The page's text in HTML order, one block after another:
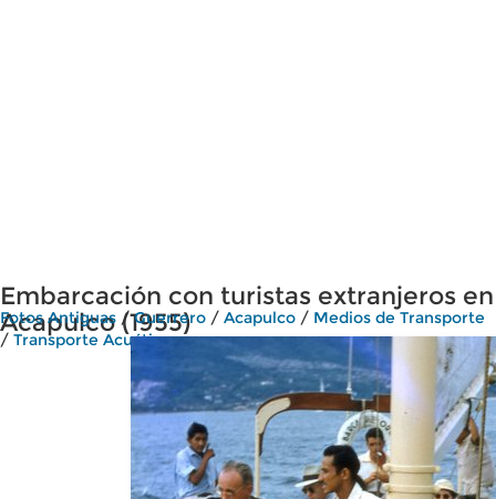
Embarcación con turistas extranjeros en
Acapulco (1955)
Fotos Antiguas /Guerrero / Acapulco / Medios de Transporte
/ Transporte Acuático